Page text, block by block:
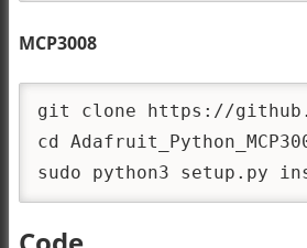
MCP3008
git clone https://
cd
sudo python3 setup.py